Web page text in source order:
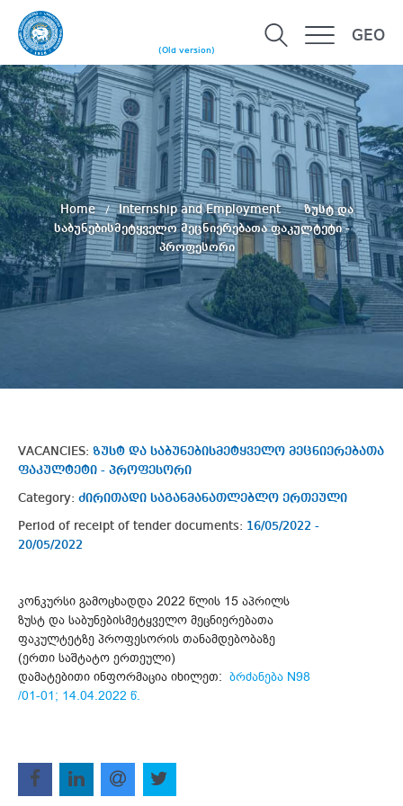
(Old version)
GEO
Home Internship and Employment
ზუსტ და
საბუნებისმეტყველო მეცნიერებათა ფაკულტეტი -
პროფესორი
VACANCIES: ზუსტ და საბუნებისმეტყველო მეცნიერებათა
ფაკულტეტი - პროფესორი
Category: ძირითადი საგანმანათლებლო ერთეული
Period of receipt of tender documents: 16/05/2022 -
20/05/2022
კონკურსი გამოცხადდა 2022 წლის 15 აპრილს
ზუსტ და საბუნებისმეტყველო მეცნიერებათა
ფაკულტეტზე პროფესორის თანამდებობაზე
(ერთი საშტატო ერთეული)
დამატებითი ინფორმაცია იხილეთ: ბრძანება N98
/01-01; 14.04.2022 წ.